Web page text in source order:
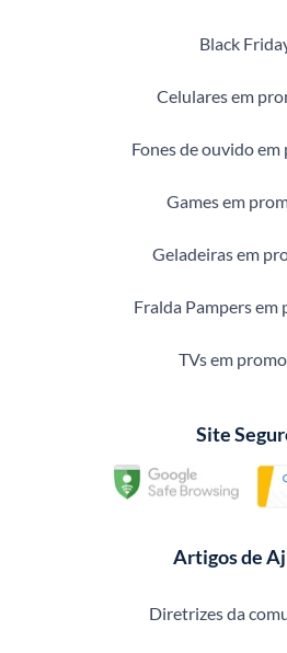
Black
Celulares em
Fones de ouvido em
Games em
Geladeiras em
Fralda Pampers em
TVs em
Site
Artigos de
Diretrizes da